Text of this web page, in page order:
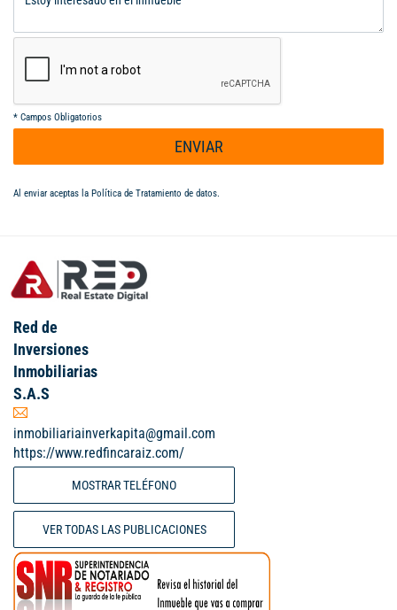
* Campos Obligatorios
ENVIAR
Al enviar aceptas la Política de Tratamiento de datos.
Red de
Inversiones
Inmobiliarias
S.A.S
inmobiliariainverkapita@gmail.com
https://www.redfincaraiz.com/
MOSTRAR TELÉFONO
VER TODAS LAS PUBLICACIONES